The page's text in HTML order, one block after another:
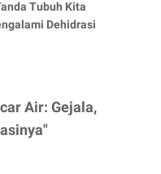
Tubuh Kita
Dehidrasi
Air: Gejala,